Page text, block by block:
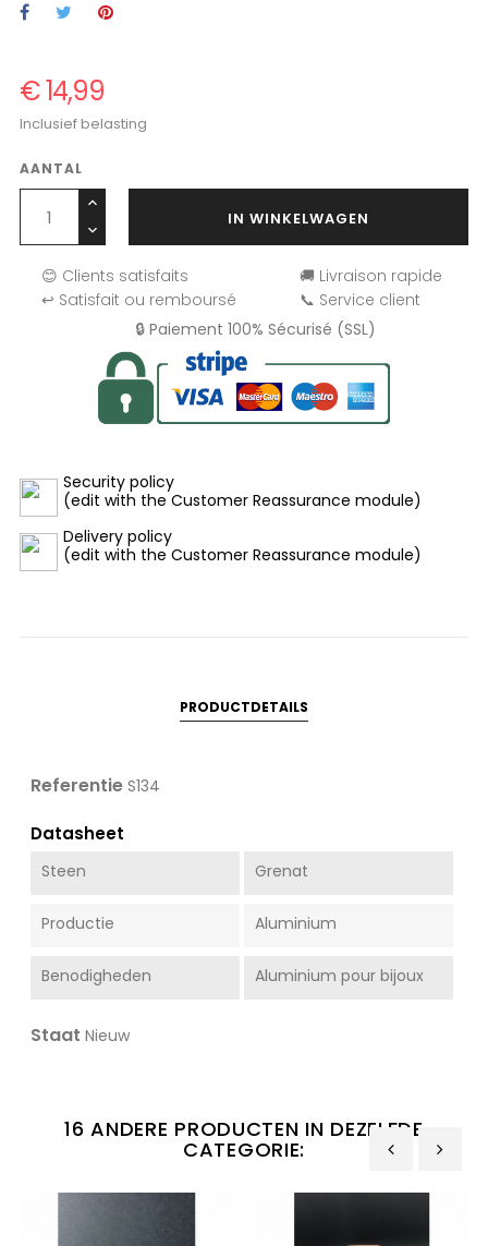
€ 14,99
Inclusief belasting
AANTAL
IN WINKELWAGEN
😊 Clients satisfaits
🚚 Livraison rapide
↩️ Satisfait ou remboursé
📞 Service client
🔒 Paiement 100% Sécurisé (SSL)
Security policy
(edit with the Customer Reassurance module)
Delivery policy
(edit with the Customer Reassurance module)
PRODUCTDETAILS
Referentie S134
Datasheet
Steen Grenat
Productie Aluminium
Benodigheden Aluminium pour bijoux
Staat Nieuw
16 ANDERE PRODUCTEN IN DEZELFDE
CATEGORIE:
‹